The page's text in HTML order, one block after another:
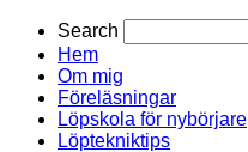
Search
Hem
Om mig
Föreläsningar
Löpskola för nybörjare
Löptekniktips